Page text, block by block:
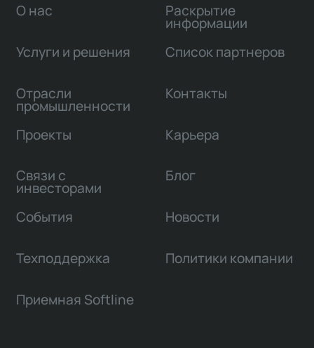
О нас
Услуги и решения
Отрасли
промышленности
Проекты
Связи с
инвесторами
Раскрытие
информации
Список партнеров
Контакты
Карьера
Блог
События Новости
Техподдержка Политики компании
Приемная Softline